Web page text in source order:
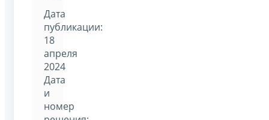
Дата
публикации:
18
апреля
2024
Дата
и
номер